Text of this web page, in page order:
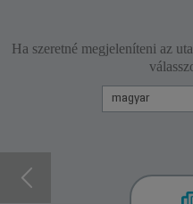
Ha szeretné megjeleníteni az